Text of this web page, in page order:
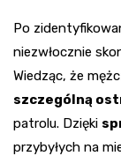
Po
niezwłocznie
Wiedząc, że
szczególną
patrolu. Dzięki
przybyłych na